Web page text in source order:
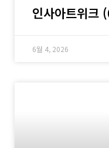
인사아트위크
6월 4, 2026